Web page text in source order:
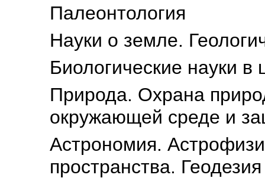
Палеонтология
Науки о земле.
Биологические науки в
Природа. Охрана
окружающей среде и
Астрономия.
пространства. Геодезия